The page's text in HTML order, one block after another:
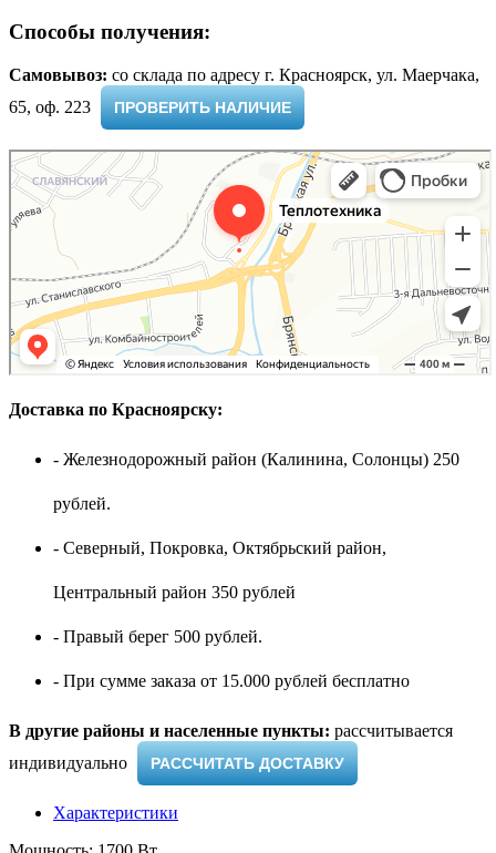
Способы получения:
Самовывоз: cо склада по адресу г. Красноярск, ул. Маерчака,
65, оф. 223 ​
ПРОВЕРИТЬ НАЛИЧИЕ
Доставка по Красноярску:
- Железнодорожный район (Калинина, Солонцы) 250
рублей.
- Северный, Покровка, Октябрьский район,
Центральный район 350 рублей
- Правый берег 500 рублей.
- При сумме заказа от 15.000 рублей бесплатно
В другие районы и населенные пункты: рассчитывается
индивидуально ​
РАССЧИТАТЬ ДОСТАВКУ
Характеристики